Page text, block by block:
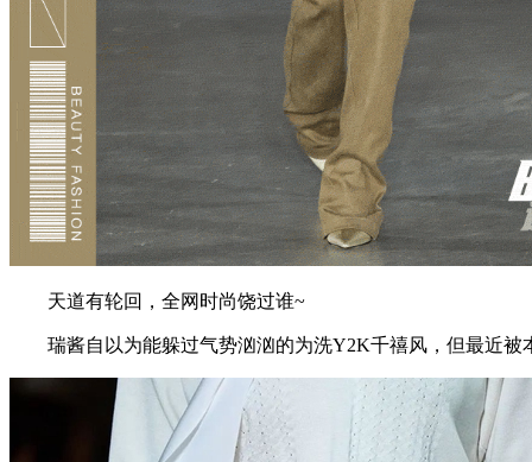
天道有轮回，全网时尚饶过谁~
瑞酱自以为能躲过气势汹汹的为洗Y2K千禧风，但最近被